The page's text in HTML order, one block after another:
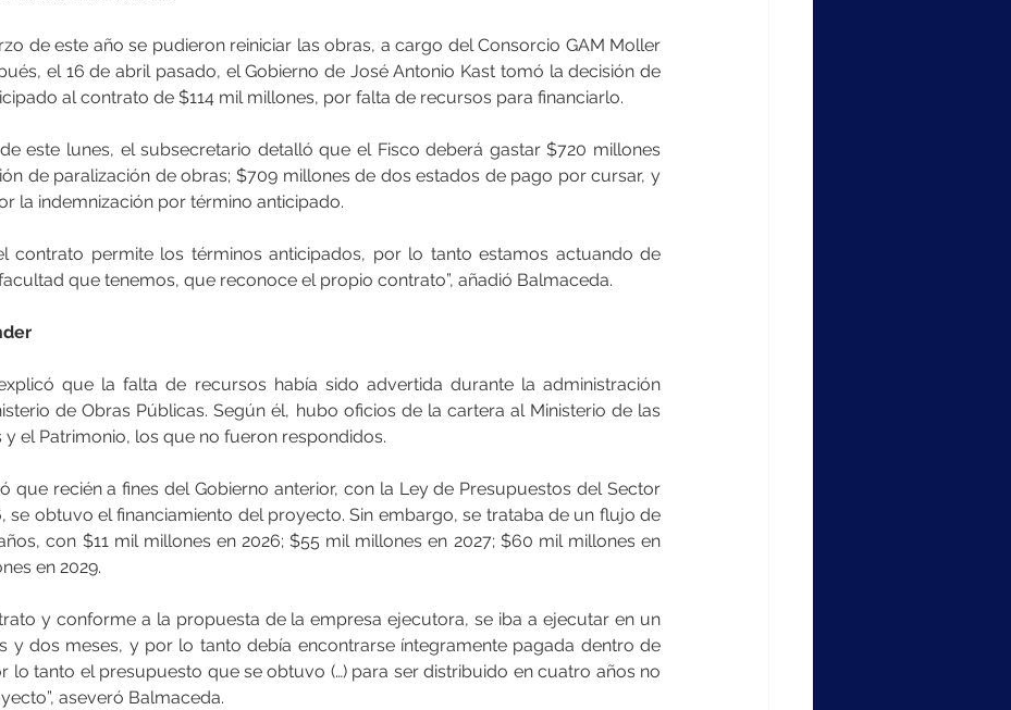
de este año se pudieron reiniciar las obras, a cargo del Consorcio GAM Moller
el 16 de abril pasado, el Gobierno de José Antonio Kast tomó la decisión de
al contrato de $114 mil millones, por falta de recursos para financiarlo.
este lunes, el subsecretario detalló que el Fisco deberá gastar $720 millones
de paralización de obras; $709 millones de dos estados de pago por cursar, y
la indemnización por término anticipado.
contrato permite los términos anticipados, por lo tanto estamos actuando de
que tenemos, que reconoce el propio contrato”, añadió Balmaceda.
que la falta de recursos había sido advertida durante la administración
de Obras Públicas. Según él, hubo oficios de la cartera al Ministerio de las
y el Patrimonio, los que no fueron respondidos.
que recién a fines del Gobierno anterior, con la Ley de Presupuestos del Sector
se obtuvo el financiamiento del proyecto. Sin embargo, se trataba de un flujo de
con $11 mil millones en 2026; $55 mil millones en 2027; $60 mil millones en
en 2029.
y conforme a la propuesta de la empresa ejecutora, se iba a ejecutar en un
y dos meses, y por lo tanto debía encontrarse íntegramente pagada dentro de
lo tanto el presupuesto que se obtuvo (…) para ser distribuido en cuatro años no
aseveró Balmaceda.